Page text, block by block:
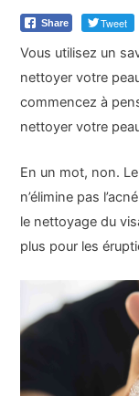
Share Tweet
Vous utilisez un
nettoyer votre
commencez à
nettoyer votre
En un mot, non.
n’élimine pas
le nettoyage du
plus pour les